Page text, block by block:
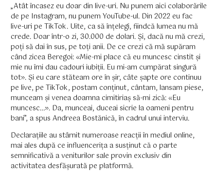
„Atât încasez eu doar din live-uri. Nu punem aici colaborările
de pe Instagram, nu punem YouTube-ul. Din 2022 eu fac
live-uri pe TikTok. Uite, ca să înțelegi, fiindcă lumea nu mă
crede. Doar într-o zi, 30.000 de dolari. Și, dacă nu mă crezi,
poți să dai în sus, pe toți anii. De ce crezi că mă supăram
când zicea Beregoi: «Mie-mi place că eu muncesc cinstit și
mie nu îmi dau cadouri iubiții. Eu mi-am cumpărat singură
tot». Și eu care stăteam ore în șir, câte șapte ore continuu
pe live, pe TikTok, postam conținut, cântam, lansam piese,
munceam și venea doamna cimitiriaș să-mi zică: «Eu
muncesc…». Da, munceai, duceai sicrie la oameni pentru
bani”, a spus Andreea Bostănică, în cadrul unui interviu.
Declarațiile au stârnit numeroase reacții în mediul online,
mai ales după ce influencerița a susținut că o parte
semnificativă a veniturilor sale provin exclusiv din
activitatea desfășurată pe platformă.